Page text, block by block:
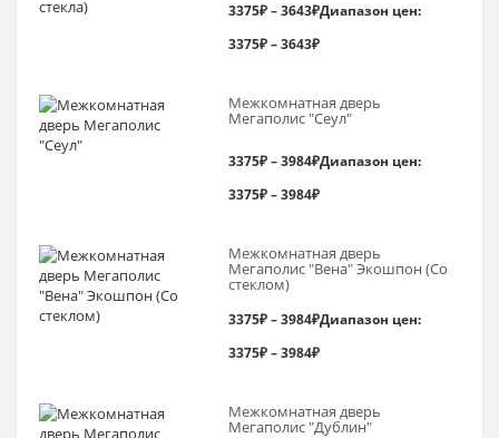
3375₽–3643₽Диапазон цен:
3375₽ – 3643₽
Межкомнатная дверь
Мегаполис "Сеул"
3375₽–3984₽Диапазон цен:
3375₽ – 3984₽
Межкомнатная дверь
Мегаполис "Вена" Экошпон (Со
стеклом)
3375₽–3984₽Диапазон цен:
3375₽ – 3984₽
Межкомнатная дверь
Мегаполис "Дублин"